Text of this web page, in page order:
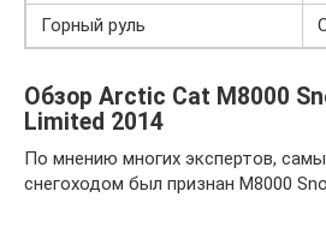
Горный руль
Обзор Arctic Cat M8000
Limited 2014
По мнению многих экспертов,
снегоходом был признан М8000